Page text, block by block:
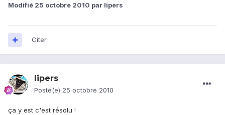
Modifié 25 octobre 2010 par lipers
Citer
lipers
Posté(e) 25 octobre 2010
ça y est c'est résolu !